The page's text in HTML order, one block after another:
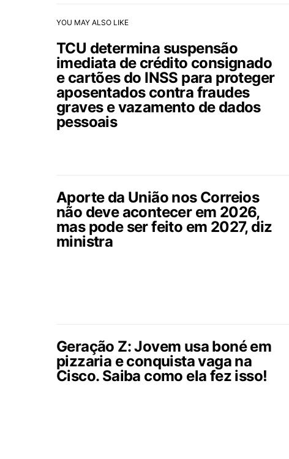
YOU MAY ALSO LIKE
TCU determina suspensão
imediata de crédito consignado
e cartões do INSS para proteger
aposentados contra fraudes
graves e vazamento de dados
pessoais
Aporte da União nos Correios
não deve acontecer em 2026,
mas pode ser feito em 2027, diz
ministra
Geração Z: Jovem usa boné em
pizzaria e conquista vaga na
Cisco. Saiba como ela fez isso!